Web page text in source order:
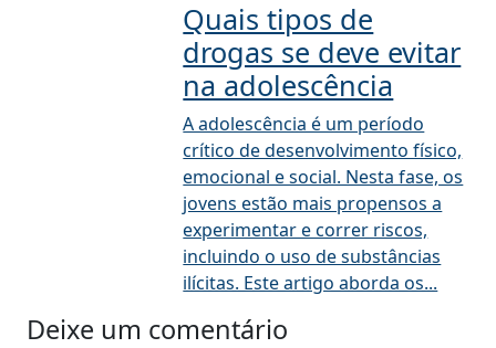
Quais tipos de
drogas se deve evitar
na adolescência
A adolescência é um período
crítico de desenvolvimento físico,
emocional e social. Nesta fase, os
jovens estão mais propensos a
experimentar e correr riscos,
incluindo o uso de substâncias
ilícitas. Este artigo aborda os...
Deixe um comentário